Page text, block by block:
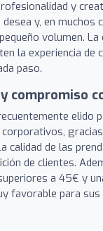
y
y, en
volumen.
la experiencia
paso.
compromiso
elido
calidad de las
de clientes.
a 45€ y
favorable para sus